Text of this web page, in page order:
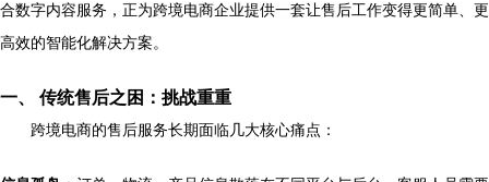
合数字内容服务，正为跨境电商企业提供一套让售后工作变得更简单、更
高效的智能化解决方案。
一、 传统售后之困：挑战重重
跨境电商的售后服务长期面临几大核心痛点：